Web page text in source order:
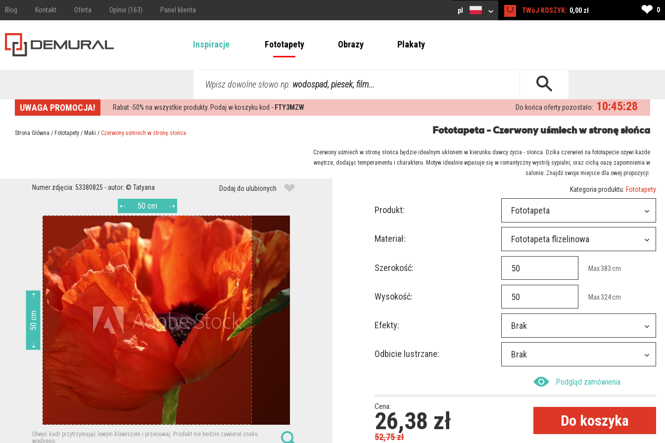
Blog Kontakt Oferta Opinie (163) Panel klienta pl TWóJ KOSZYK: 0,00 zł ❤ 0
Inspiracje Fototapety Obrazy Plakaty
Wpisz dowolne słowo np: wodospad, piesek, film...
UWAGA PROMOCJA! Rabat -50% na wszystkie produkty. Podaj w koszyku kod - FTY3MZW 10:45:27
Do końca oferty pozostało:
Strona Główna / Fototapety / Maki / Czerwony uśmiech w stronę słońca Fototapeta - Czerwony uśmiech w stronę słońca
Czerwony uśmiech w stronę słońca będzie idealnym ukłonem w kierunku dawcy życia - słońca. Dzika czerwień na fototapecie ożywi każde
wnętrze, dodając temperamentu i charakteru. Motyw idealnie wpasuje się w romantyczny wystrój sypialni, oraz cichą oazę zapomnienia w
salonie. Znajdź swoje miejsce dla owej propozycji.
Numer zdjęcia: 53380825 - autor: © Tatyana Dodaj do ulubionych ❤
50 cm
50 cm
Chwyć kadr przytrzymująć lewym klawiszem i przesuwaj. Produkt nie bedzie zawierał znaku
wodnego.
Kategoria produktu: Fototapety
Produkt: Fototapeta
Materiał: Fototapeta flizelinowa
Szerokość: Max383 cm
Wysokość: Max324cm
Efekty: Brak
Odbicie lustrzane: Brak
Podgląd zamówienia
Cena:
26,38 zł
52,75zł